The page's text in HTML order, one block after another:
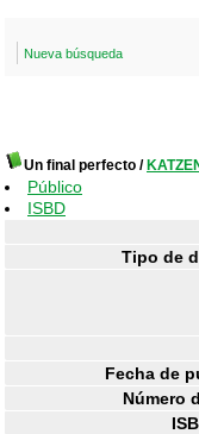
Nueva búsqueda
Un final perfecto /
Público
ISBD
Tipo de
Fecha de
Número